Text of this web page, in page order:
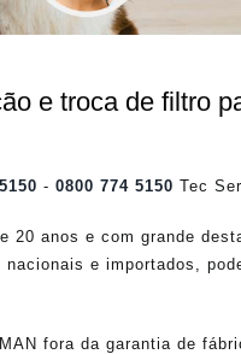
e troca de filtro
- 0800 774 5150 Tec
20 anos e com grande
nacionais e importados,
fora da garantia de